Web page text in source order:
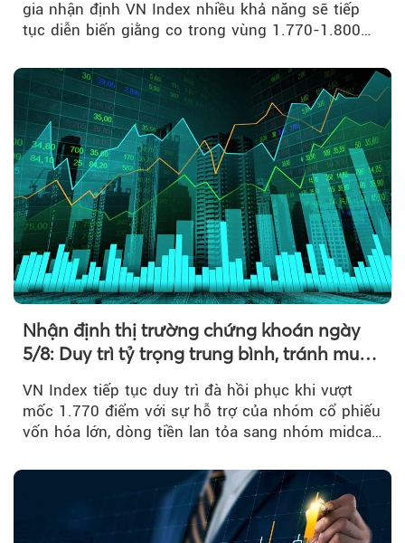
gia nhận định VN Index nhiều khả năng sẽ tiếp
tục diễn biến giằng co trong vùng 1.770-1.800
Nhận định thị trường chứng khoán ngày
5/8: Duy trì tỷ trọng trung bình, tránh mua
VN Index tiếp tục duy trì đà hồi phục khi vượt
mốc 1.770 điểm với sự hỗ trợ của nhóm cổ phiếu
vốn hóa lớn, dòng tiền lan tỏa sang nhóm midcap